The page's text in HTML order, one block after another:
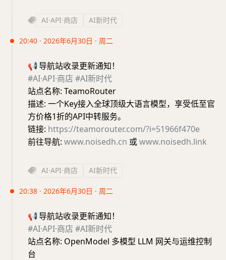
AI·API·商店 AI新时代
20:40 · 2026年6月30日 · 周二
📢导航站收录更新通知！
#AI·API·商店 #AI新时代
站点名称: TeamoRouter
描述: 一个Key接入全球顶级大语言模型，享受低至官
方价格1折的API中转服务。
链接: https://teamorouter.com/?i=51966f470e
前往导航: www.noisedh.cn 或www.noisedh.link
AI·API·商店 AI新时代
20:38 · 2026年6月30日 · 周二
📢导航站收录更新通知！
#AI·API·商店 #AI新时代
站点名称: OpenModel 多模型 LLM 网关与运维控制
台